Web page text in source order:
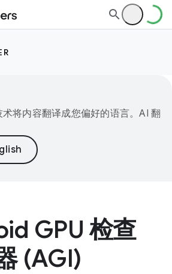
将内容翻译成您偏好的语言。AI 翻
GPU 检查
(AGI)